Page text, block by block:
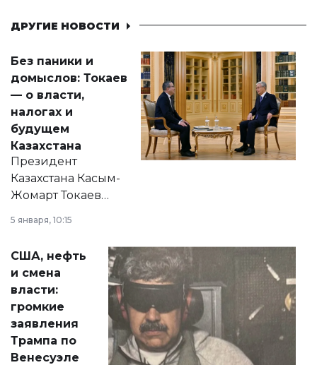
ДРУГИЕ НОВОСТИ
Без паники и
домыслов: Токаев
— о власти,
налогах и
будущем
Казахстана
Президент
Казахстана Касым-
Жомарт Токаев
сразу несколько
актуальных тем —
от слухов о
политических
реформах до
вопросов армии,
экономики и
личного здоровья.
5 января, 10:15
США, нефть
и смена
власти:
громкие
заявления
Трампа по
Венесуэле